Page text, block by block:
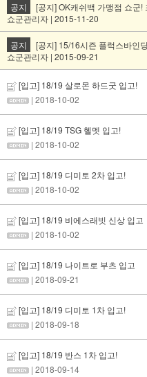
공지
[공지] OK캐쉬백 가맹점 쇼군!
쇼군관리자 | 2015-11-20
공지
[공지] 15/16시즌 플럭스바인
쇼군관리자 | 2015-09-21
[입고] 18/19 살로몬 하드굿 입고!
| 2018-10-02
[입고] 18/19 TSG 헬멧 입고!
| 2018-10-02
[입고] 18/19 디미토 2차 입고!
| 2018-10-02
[입고] 18/19 비에스래빗 신상 입고
| 2018-10-02
[입고] 18/19 나이트로 부츠 입고
| 2018-09-21
[입고] 18/19 디미토 1차 입고!
| 2018-09-18
[입고] 18/19 반스 1차 입고!
| 2018-09-14